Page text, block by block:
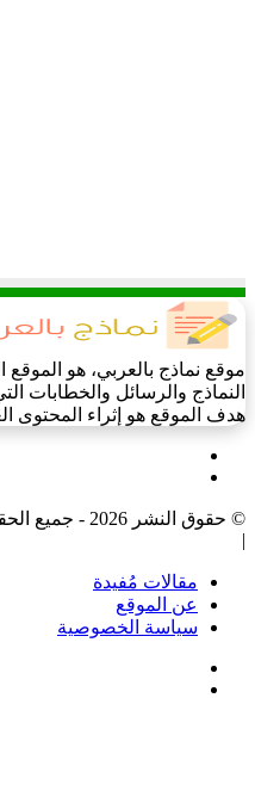
موقع نماذج بالعربي، هو
النماذج والرسائل والخطابات
هدف الموقع هو إثراء المحتوى
© حقوق النشر
|
مقالات مُفيدة
عن الموقع
سياسة الخصوصية